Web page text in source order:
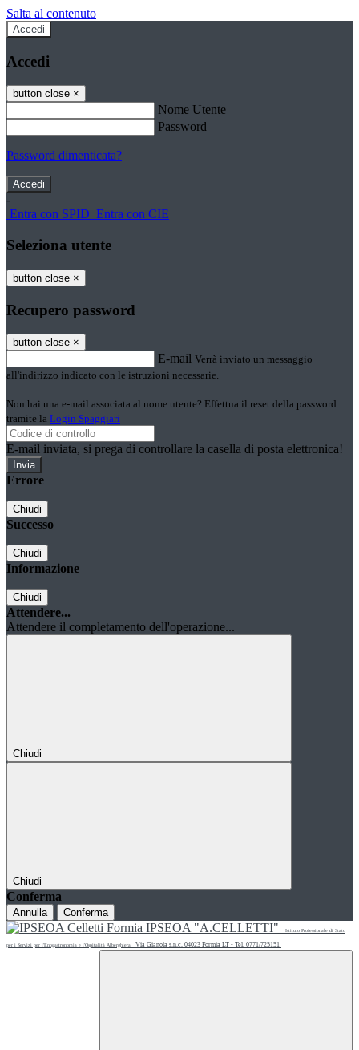
Salta al contenuto
Accedi
Accedi
button close ×
Nome Utente
Password
Password dimenticata?
-
Entra con SPID Entra con CIE
Seleziona utente
button close ×
Recupero password
button close ×
E-mail Verrà inviato un messaggio
all'indirizzo indicato con le istruzioni necessarie.
Non hai una e-mail associata al nome utente? Effettua il reset della password
tramite la Login Spaggiari
E-mail inviata, si prega di controllare la casella di posta elettronica!
Errore
Chiudi
Successo
Chiudi
Informazione
Chiudi
Attendere...
Attendere il completamento dell'operazione...
Chiudi
Chiudi
Conferma
Annulla Conferma
IPSEOA "A.CELLETTI" Istituto Professionale di Stato
per i Servizi per l'Enogastronomia e l'Ospitalità Alberghiera Via Gianola s.n.c. 04023 Formia LT - Tel. 0771/725151